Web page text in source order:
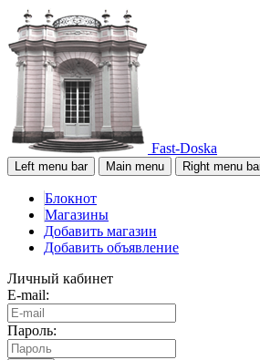
Fast-Doska
Left menu bar Main menu Right menu
Блокнот
Магазины
Добавить магазин
Добавить объявление
Личный кабинет
E-mail:
Пароль: